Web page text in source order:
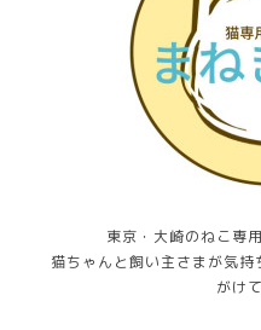
東京・大崎のねこ専
猫ちゃんと飼い主さまが気
がけ